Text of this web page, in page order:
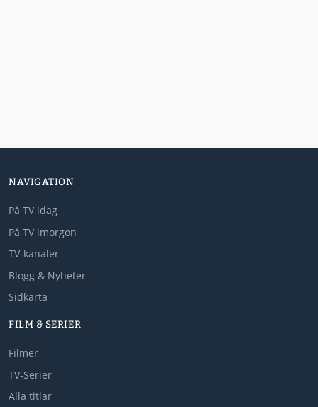
NAVIGATION
På TV idag
På TV imorgon
TV-kanaler
Blogg & Nyheter
Sidkarta
FILM & SERIER
Filmer
TV-Serier
Alla titlar